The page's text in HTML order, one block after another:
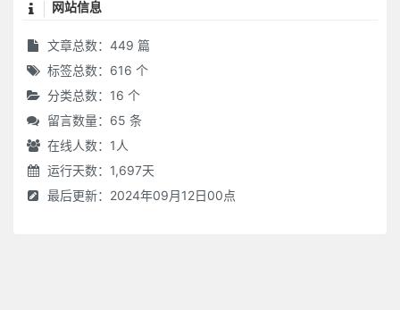
网站信息
文章总数：449 篇
标签总数：616 个
分类总数：16 个
留言数量：65 条
在线人数： 1 人
运行天数：1,697天
最后更新：2024年09月12日00点